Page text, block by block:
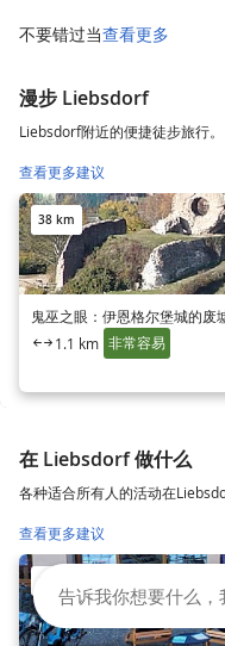
不要错过当查看更多
漫步 Liebsdorf
Liebsdorf附近的便捷徒步旅行。
查看更多建议
38 km
鬼巫之眼：伊恩格尔堡城的废
1.1 km 非常容易
在 Liebsdorf 做什么
各种适合所有人的活动在
查看更多建议
告诉我你想要什么，